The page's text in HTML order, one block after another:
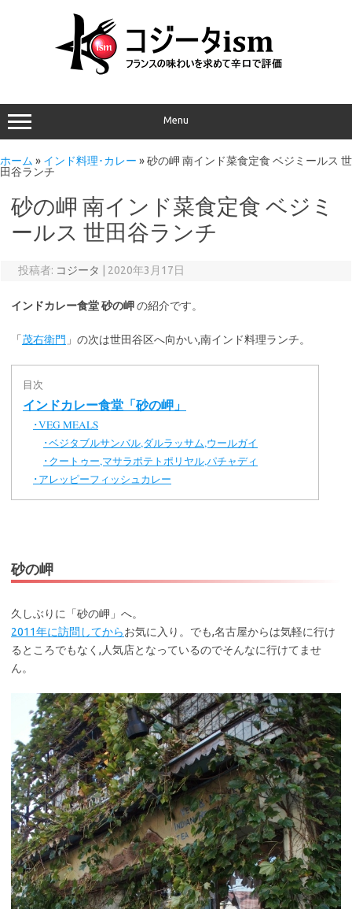
Menu
ホーム » インド料理･カレー »砂の岬 南インド菜食定食 ベジミールス 世
田谷ランチ
砂の岬 南インド菜食定食 ベジミ
ールス 世田谷ランチ
投稿者: コジータ 2020年3月17日
インドカレー食堂 砂の岬の紹介です。
「茂右衛門 」の次は世田谷区へ向かい,南インド料理ランチ。
目次
インドカレー食堂「砂の岬」
･VEG MEALS
･ベジタブルサンバル,ダルラッサム,ウールガイ
･ クートゥー,マサラポテトポリヤル,パチャディ
･ アレッピーフィッシュカレー
砂の岬
久しぶりに「砂の岬」へ。
2011年に訪問してからお気に入り。でも,名古屋からは気軽に行け
るところでもなく,人気店となっているのでそんなに行けてませ
ん。